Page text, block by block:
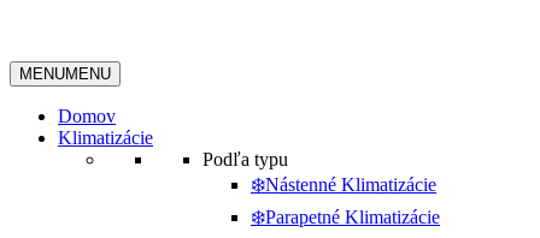
MENUMENU
Domov
Klimatizácie
Podľa typu
❄️Nástenné Klimatizácie
❄️Parapetné Klimatizácie